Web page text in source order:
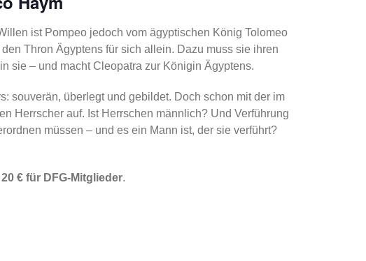
ist Pompeo jedoch vom ägyptischen König Tolomeo
Thron Ägyptens für sich allein. Dazu muss sie ihren
sie – und macht Cleopatra zur Königin Ägyptens.
souverän, überlegt und gebildet. Doch schon mit der im
Herrscher auf. Ist Herrschen männlich? Und Verführung
müssen – und es ein Mann ist, der sie verführt?
€ für DFG-Mitglieder.